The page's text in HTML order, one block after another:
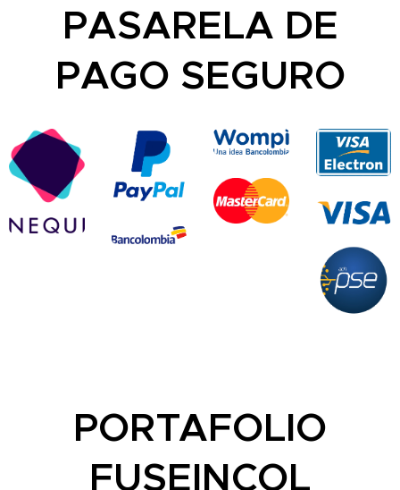
PASARELA DE
PAGO SEGURO
PORTAFOLIO
FUSEINCOL